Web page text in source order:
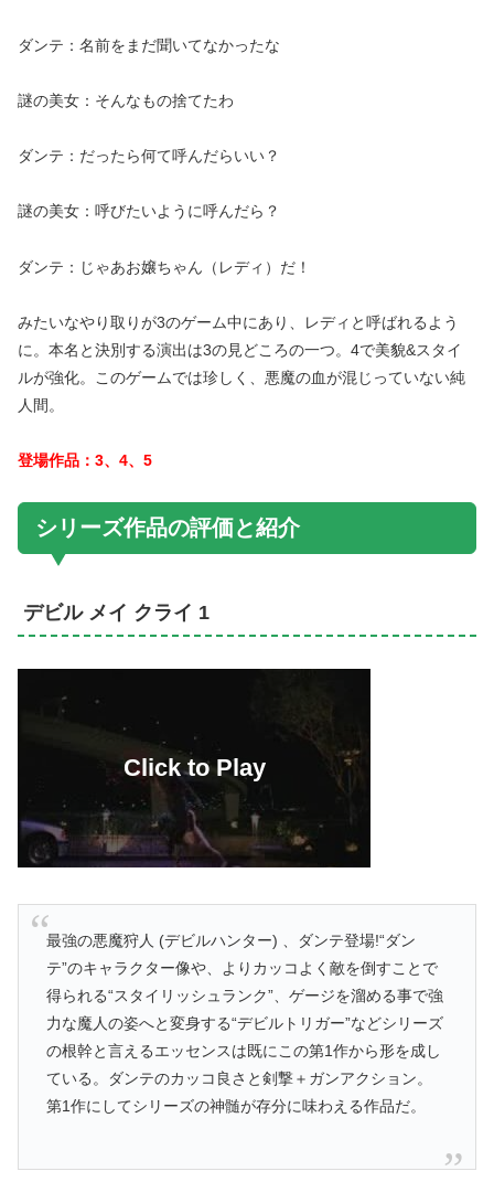
ダンテ：名前をまだ聞いてなかったな
謎の美女：そんなもの捨てたわ
ダンテ：だったら何て呼んだらいい？
謎の美女：呼びたいように呼んだら？
ダンテ：じゃあお嬢ちゃん（レディ）だ！
みたいなやり取りが3のゲーム中にあり、レディと呼ばれるよう
に。本名と決別する演出は3の見どころの一つ。4で美貌&スタイ
ルが強化。このゲームでは珍しく、悪魔の血が混じっていない純
人間。
登場作品：3、4、5
シリーズ作品の評価と紹介
デビル メイ クライ 1
最強の悪魔狩人 (デビルハンター) 、ダンテ登場!“ダン
テ”のキャラクター像や、よりカッコよく敵を倒すことで
得られる“スタイリッシュランク”、ゲージを溜める事で強
力な魔人の姿へと変身する“デビルトリガー”などシリーズ
の根幹と言えるエッセンスは既にこの第1作から形を成し
ている。ダンテのカッコ良さと剣撃＋ガンアクション。
第1作にしてシリーズの神髄が存分に味わえる作品だ。